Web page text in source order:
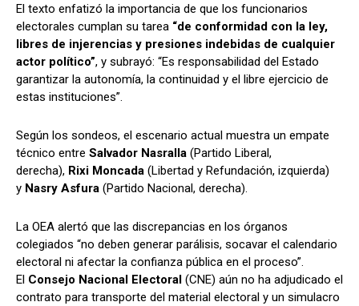
El texto enfatizó la importancia de que los funcionarios
electorales cumplan su tarea “de conformidad con la ley,
libres de injerencias y presiones indebidas de cualquier
actor político”, y subrayó: “Es responsabilidad del Estado
garantizar la autonomía, la continuidad y el libre ejercicio de
estas instituciones”.
Según los sondeos, el escenario actual muestra un empate
técnico entre Salvador Nasralla (Partido Liberal,
derecha), Rixi Moncada (Libertad y Refundación, izquierda)
y Nasry Asfura (Partido Nacional, derecha).
La OEA alertó que las discrepancias en los órganos
colegiados “no deben generar parálisis, socavar el calendario
electoral ni afectar la confianza pública en el proceso”.
El Consejo Nacional Electoral (CNE) aún no ha adjudicado el
contrato para transporte del material electoral y un simulacro